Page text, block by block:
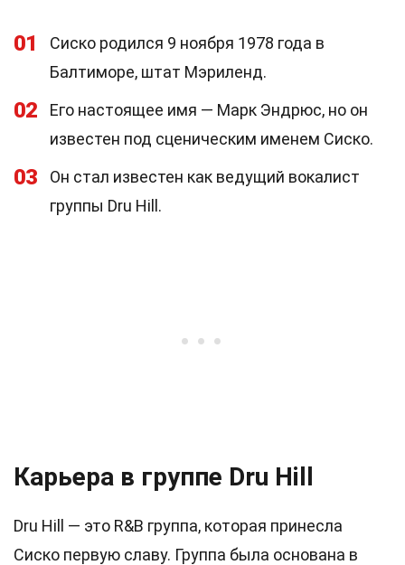
01
Сиско родился 9 ноября 1978 года в
Балтиморе, штат Мэриленд.
02
Его настоящее имя — Марк Эндрюс, но он
известен под сценическим именем Сиско.
03
Он стал известен как ведущий вокалист
группы Dru Hill.
Карьера в группе Dru Hill
Dru Hill — это R&B группа, которая принесла
Сиско первую славу. Группа была основана в